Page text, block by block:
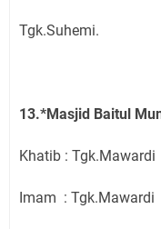
Tgk.Suhemi.
13.*Masjid Baitul
Khatib : Tgk.Mawardi
Imam : Tgk.Mawardi